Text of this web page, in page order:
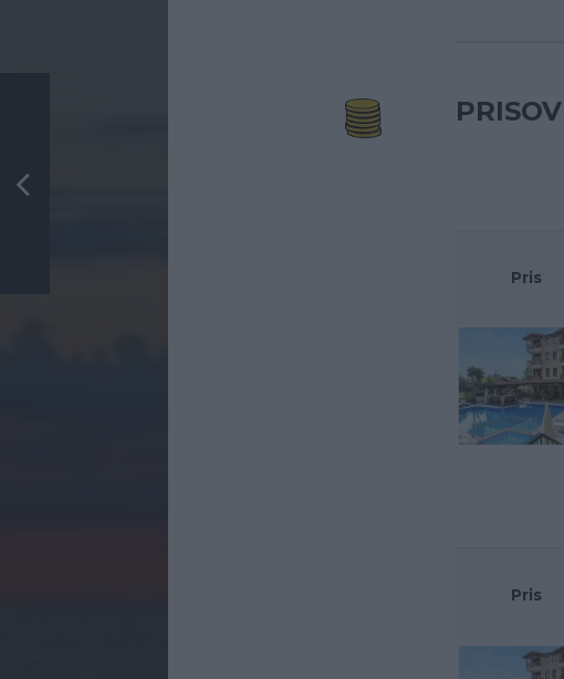
Pris
Pris